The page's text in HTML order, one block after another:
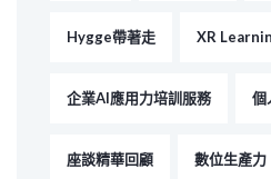
Hygge帶著走 XR
企業AI應用力培訓服務 個
座談精華回顧 數位生產力